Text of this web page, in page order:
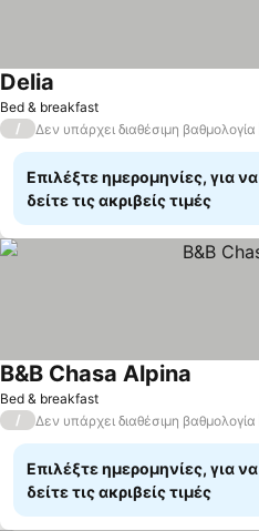
Bed & breakfast
Delia
/ Δεν υπάρχει διαθέσιμη βαθμολογία
Επιλέξτε ημερομηνίες, για να
δείτε τις ακριβείς τιμές
Bed & breakfast
B&B Chasa Alpina
/ Δεν υπάρχει διαθέσιμη βαθμολογία
Επιλέξτε ημερομηνίες, για να
δείτε τις ακριβείς τιμές